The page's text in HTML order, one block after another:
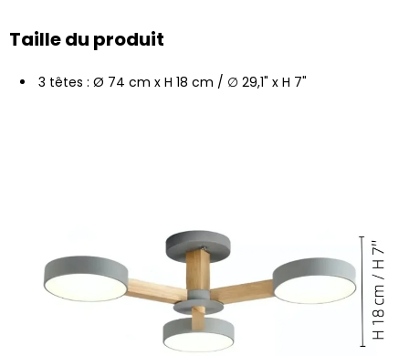
Taille du produit
3 têtes : Ø 74 cm x H 18 cm / ∅ 29,1" x H 7"